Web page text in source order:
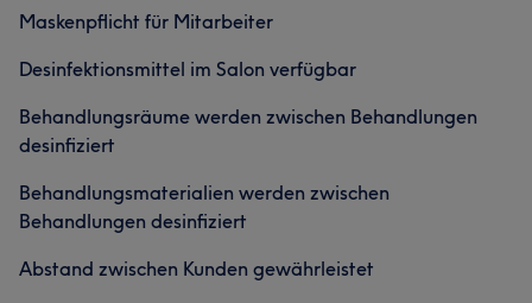
Maskenpflicht für Mitarbeiter
Desinfektionsmittel im Salon verfügbar
Behandlungsräume werden zwischen Behandlungen
desinfiziert
Behandlungsmaterialien werden zwischen
Behandlungen desinfiziert
Abstand zwischen Kunden gewährleistet